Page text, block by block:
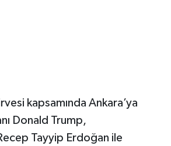
kapsamında Ankara’ya
Donald Trump,
Tayyip Erdoğan ile